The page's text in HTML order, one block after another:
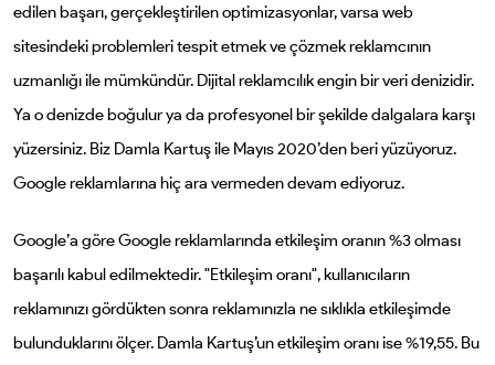
edilen başarı, gerçekleştirilen optimizasyonlar, varsa web
sitesindeki problemleri tespit etmek ve çözmek reklamcının
uzmanlığı ile mümkündür. Dijital reklamcılık engin bir veri denizidir.
Ya o denizde boğulur ya da profesyonel bir şekilde dalgalara karşı
yüzersiniz. Biz Damla Kartuş ile Mayıs 2020’den beri yüzüyoruz.
Google reklamlarına hiç ara vermeden devam ediyoruz.
Google’a göre Google reklamlarında etkileşim oranın %3 olması
başarılı kabul edilmektedir. "Etkileşim oranı", kullanıcıların
reklamınızı gördükten sonra reklamınızla ne sıklıkla etkileşimde
bulunduklarını ölçer. Damla Kartuş’un etkileşim oranı ise %19,55. Bu